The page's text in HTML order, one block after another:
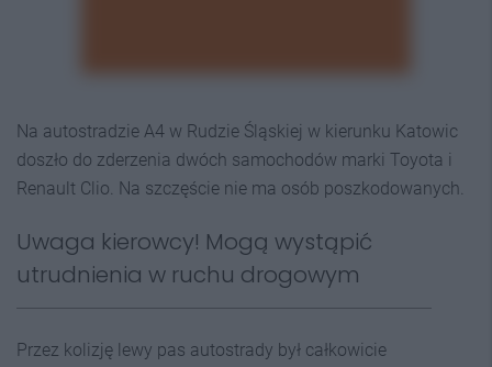
Na autostradzie A4 w Rudzie Śląskiej w kierunku Katowic
doszło do zderzenia dwóch samochodów marki Toyota i
Renault Clio. Na szczęście nie ma osób poszkodowanych.
Uwaga kierowcy! Mogą wystąpić
utrudnienia w ruchu drogowym
Przez kolizję lewy pas autostrady był całkowicie